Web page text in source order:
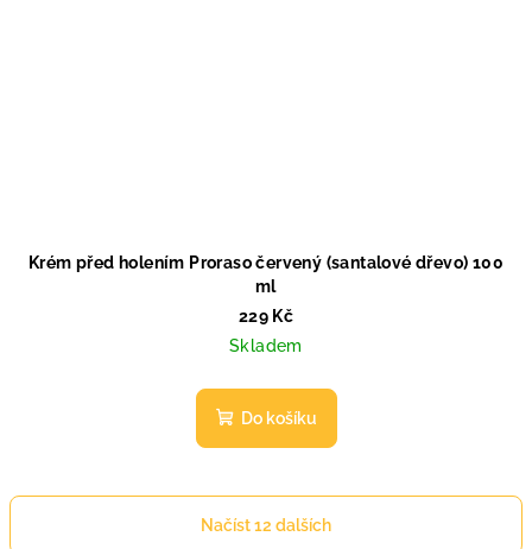
Krém před holením Proraso červený (santalové dřevo) 100
ml
229 Kč
Skladem
Do košíku
Načíst 12 dalších